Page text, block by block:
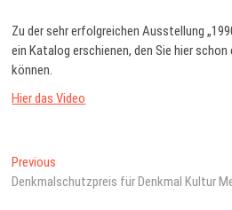
Zu der sehr erfolgreichen Ausstellung
ein Katalog erschienen, den Sie hier
können.
Hier das Video
Beitrags-
Navigation
Previous
post:
Denkmalschutzpreis für Denkmal Kultur